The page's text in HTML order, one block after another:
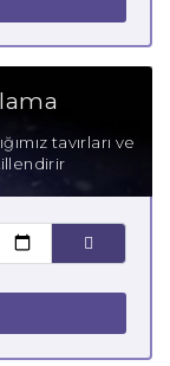
tavırları ve